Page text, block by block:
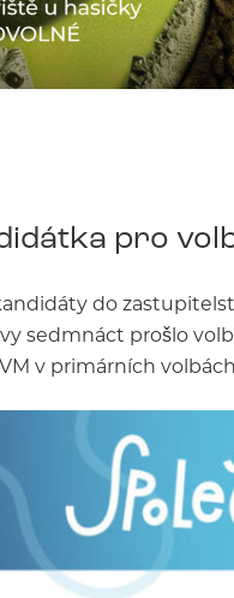
pro
do
sedmnáct prošlo
v primárních